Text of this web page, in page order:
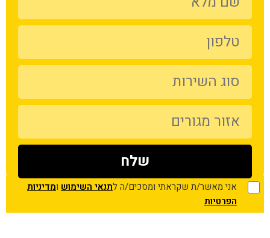
אני מאשר/ת שקראתי ומסכים/ה לתנאי השימוש ומדיניות
הפרטיות